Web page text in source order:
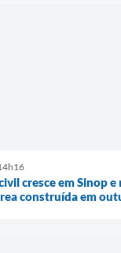
cresce em Sinop
construída em